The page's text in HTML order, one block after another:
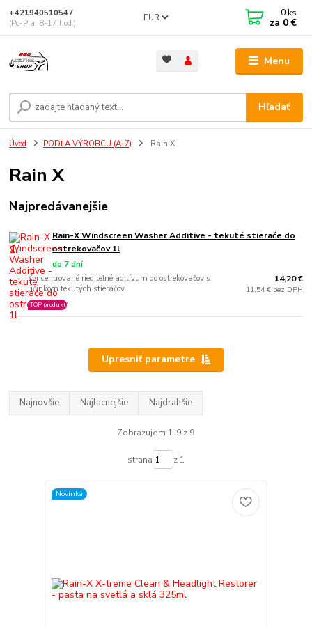
Menu
EUR
Hľadať
+421940510547
(Po-Pia, 8-17 hod.)
0 ks
za 0 €
Úvod PODĽA VÝROBCU (A-Z) Rain X
Rain X
Najpredávanejšie
1.
Rain-X Windscreen Washer Additive - tekuté stierače do
ostrekovačov 1l
Koncentrované riediteľné aditívum do ostrekovačov s
účinkom tekutých stieračov
do 7 dní
TOP produkt
14,20 €
11,54 € bez DPH
Upresniť parametre
Najnovšie Najlacnejšie Najdrahšie
Zobrazujem 1-9 z 9
strana z 1
Novinka